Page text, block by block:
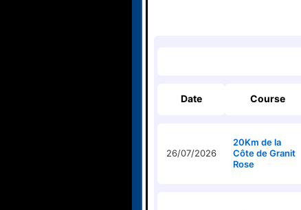
Date Course
26/07/2026
20Km de la
Côte de Granit
Rose